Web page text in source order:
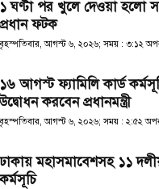
১ ঘণ্টা পর খুলে দেওয়া হলো
প্রধান ফটক
বৃহস্পতিবার, আগস্ট ৬, ২০২৬; সময় : ৩:১২
১৬ আগস্ট ফ্যামিলি কার্ড
উদ্বোধন করবেন প্রধানমন্ত্রী
বৃহস্পতিবার, আগস্ট ৬, ২০২৬; সময় : ২:৫২
ঢাকায় মহাসমাবেশসহ ১১
কর্মসূচি